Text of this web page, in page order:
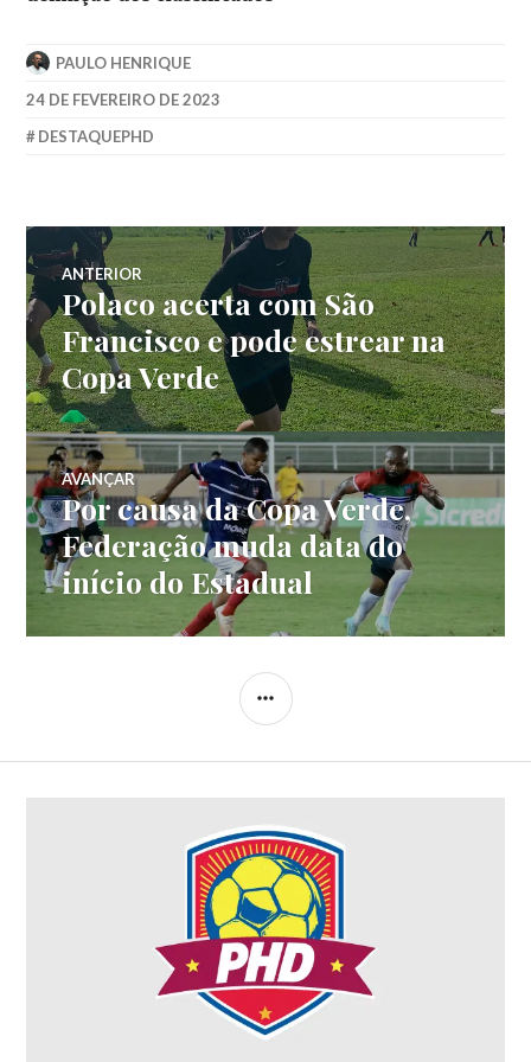
PAULO HENRIQUE
24 DE FEVEREIRO DE 2023
DESTAQUEPHD
ANTERIOR
Polaco acerta com São
Francisco e pode estrear na
Copa Verde
AVANÇAR
Por causa da Copa Verde,
Federação muda data do
início do Estadual